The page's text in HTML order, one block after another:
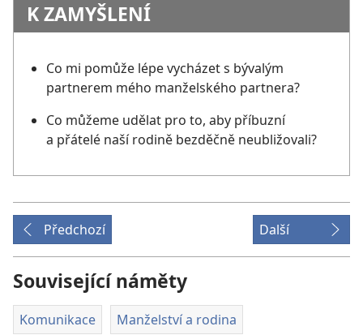
K ZAMYŠLENÍ
Co mi pomůže lépe vycházet s bývalým
partnerem mého manželského partnera?
Co můžeme udělat pro to, aby příbuzní
a přátelé naší rodině bezděčně neubližovali?
Předchozí Další
Související náměty
Komunikace Manželství a rodina